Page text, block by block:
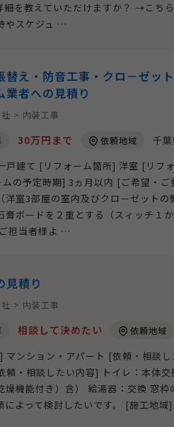
細を教えていただけますか？ →こち
やスケジュ …
替え・防音工事・クロ－ゼッ
業者への見積り
> 内装工事
30万円まで 依頼地域
千葉
戸建て [リフォーム箇所] 洋室 [リフ
の予定時期] 3ヵ月以内 [ご希望・
洋室3部屋の室内及びクロ－ゼッ
ボードを２重とする（スィッチ１
担当者様よ …
見積り
> 内装工事
相談して決めたい 依頼地域
マンション・アパート [依頼・相談
頼・相談したい内容] トイレ：本体
燥機能付き）含） 給湯器：交換 窓
によって検討したいです。 [施工地